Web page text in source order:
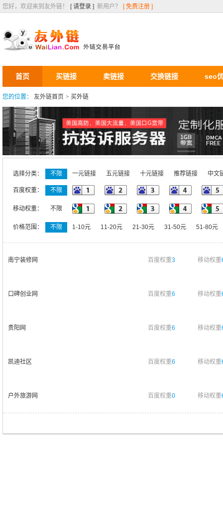
您好，欢迎来到友外链！ [ 请登录 ] 新用户？ [ 免费注册 ]
首页 买链接 卖链接 交换链接 seo
您的位置： 友外链首页 > 买外链
选择分类： 不限 一元链接 五元链接 十元链接 推荐链接 中文
百度权重： 不限
移动权重： 不限
价格范围： 不限 1-10元 11-20元 21-30元 31-50元 51-80元
南宁装修网 百度权重3 移动权重
口碑创业网 百度权重6 移动权重
贵阳网 百度权重6 移动权重
凯迪社区 百度权重6 移动权重
户外旅游网 百度权重0 移动权重